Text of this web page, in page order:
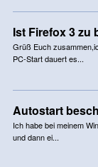
Ist Firefox 3 zu
Grüß Euch
PC-Start dauert es...
Autostart
Ich habe bei meinem
und dann ei...